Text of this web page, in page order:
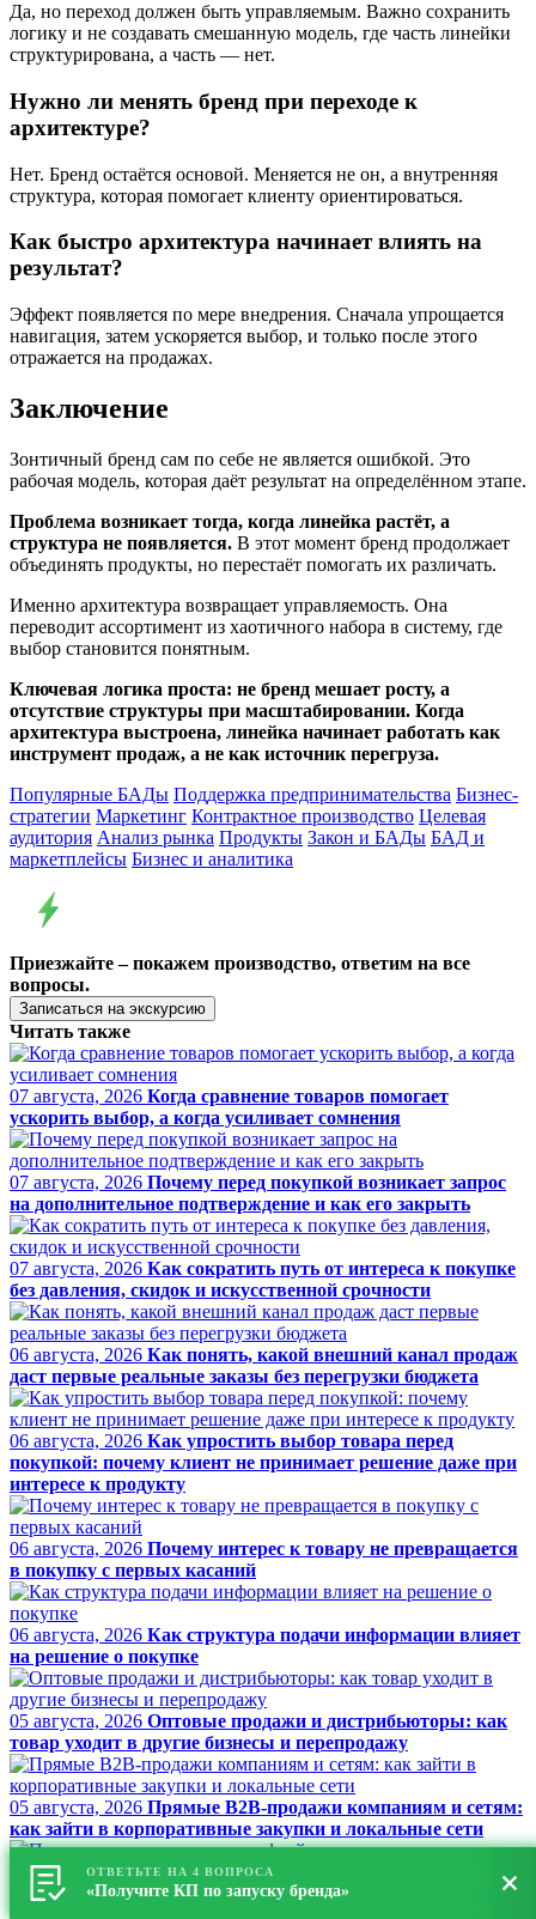
Да, но переход должен быть управляемым. Важно сохранить
логику и не создавать смешанную модель, где часть линейки
структурирована, а часть — нет.
Нужно ли менять бренд при переходе к
архитектуре?
Нет. Бренд остаётся основой. Меняется не он, а внутренняя
структура, которая помогает клиенту ориентироваться.
Как быстро архитектура начинает влиять на
результат?
Эффект появляется по мере внедрения. Сначала упрощается
навигация, затем ускоряется выбор, и только после этого
отражается на продажах.
Заключение
Зонтичный бренд сам по себе не является ошибкой. Это
рабочая модель, которая даёт результат на определённом этапе.
Проблема возникает тогда, когда линейка растёт, а
структура не появляется. В этот момент бренд продолжает
объединять продукты, но перестаёт помогать их различать.
Именно архитектура возвращает управляемость. Она
переводит ассортимент из хаотичного набора в систему, где
выбор становится понятным.
Ключевая логика проста: не бренд мешает росту, а
отсутствие структуры при масштабировании. Когда
архитектура выстроена, линейка начинает работать как
инструмент продаж, а не как источник перегруза.
Популярные БАДы Поддержка предпринимательства Бизнес-
стратегии Маркетинг Контрактное производство Целевая
аудитория Анализ рынка Продукты Закон и БАДы БАД и
маркетплейсы Бизнес и аналитика
Приезжайте – покажем производство, ответим на все
вопросы.
Записаться на экскурсию
Читать также
07 августа, 2026 Когда сравнение товаров помогает
ускорить выбор, а когда усиливает сомнения
07 августа, 2026 Почему перед покупкой возникает запрос
на дополнительное подтверждение и как его закрыть
07 августа, 2026 Как сократить путь от интереса к покупке
без давления, скидок и искусственной срочности
06 августа, 2026 Как понять, какой внешний канал продаж
даст первые реальные заказы без перегрузки бюджета
06 августа, 2026 Как упростить выбор товара перед
покупкой: почему клиент не принимает решение даже при
интересе к продукту
06 августа, 2026 Почему интерес к товару не превращается
в покупку с первых касаний
06 августа, 2026 Как структура подачи информации влияет
на решение о покупке
05 августа, 2026 Оптовые продажи и дистрибьюторы: как
товар уходит в другие бизнесы и перепродажу
05 августа, 2026 Прямые B2B-продажи компаниям и сетям:
как зайти в корпоративные закупки и локальные сети
04 августа, 2026 Продажи через магазины и офлайн-точки:
ОТВЕТЬТЕ НА 4 ВОПРОСА
«Получите КП по запуску бренда»